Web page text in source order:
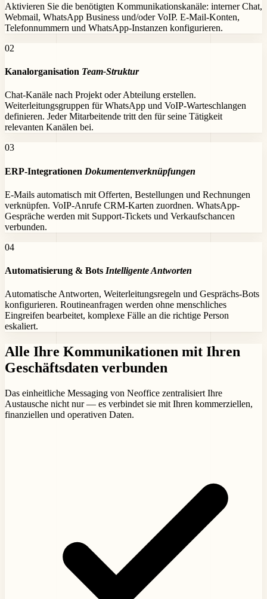
Aktivieren Sie die benötigten Kommunikationskanäle: interner Chat,
Webmail, WhatsApp Business und/oder VoIP. E-Mail-Konten,
Telefonnummern und WhatsApp-Instanzen konfigurieren.
02
Kanalorganisation Team-Struktur
Chat-Kanäle nach Projekt oder Abteilung erstellen.
Weiterleitungsgruppen für WhatsApp und VoIP-Warteschlangen
definieren. Jeder Mitarbeitende tritt den für seine Tätigkeit
relevanten Kanälen bei.
03
ERP-Integrationen Dokumentenverknüpfungen
E-Mails automatisch mit Offerten, Bestellungen und Rechnungen
verknüpfen. VoIP-Anrufe CRM-Karten zuordnen. WhatsApp-
Gespräche werden mit Support-Tickets und Verkaufschancen
verbunden.
04
Automatisierung & Bots Intelligente Antworten
Automatische Antworten, Weiterleitungsregeln und Gesprächs-Bots
konfigurieren. Routineanfragen werden ohne menschliches
Eingreifen bearbeitet, komplexe Fälle an die richtige Person
eskaliert.
Alle Ihre Kommunikationen mit Ihren
Geschäftsdaten verbunden
Das einheitliche Messaging von Neoffice zentralisiert Ihre
Austausche nicht nur — es verbindet sie mit Ihren kommerziellen,
finanziellen und operativen Daten.